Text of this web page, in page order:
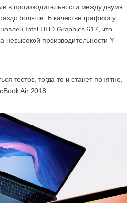
в производительности между двумя
больше. В качестве графики у
Intel UHD Graphics 617, что
невысокой производительности Y-
тестов, тогда то и станет понятно,
Air 2018.